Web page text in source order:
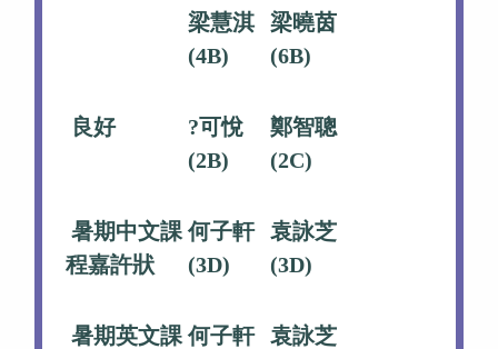
梁慧淇
(4B)
梁曉茵
(6B)
良好
?可悅
(2B)
鄭智聰
(2C)
暑期中文課
程嘉許狀
何子軒
(3D)
袁詠芝
(3D)
暑期英文課 何子軒
袁詠芝